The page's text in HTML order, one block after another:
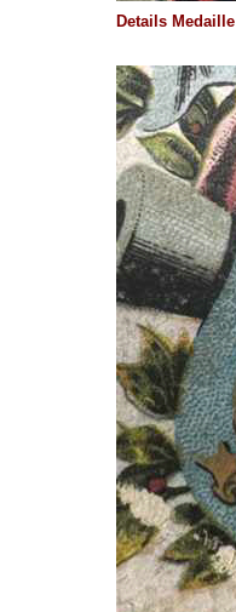
Details Medaille